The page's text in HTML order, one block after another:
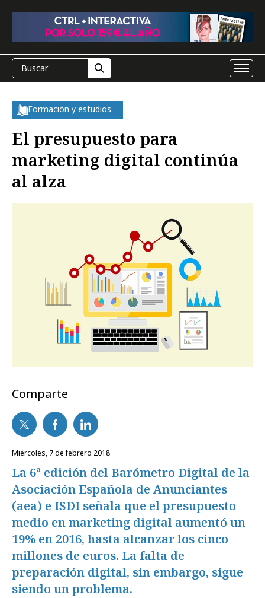
Formación y estudios
El presupuesto para
marketing digital continúa
al alza
Comparte
miércoles, 7 de febrero 2018
La 6ª edición del Barómetro Digital de la
Asociación Española de Anunciantes
(aea) e ISDI señala que el presupuesto
medio en marketing digital aumentó un
19% en 2016, hasta alcanzar los cinco
millones de euros. La falta de
preparación digital, sin embargo, sigue
siendo un problema.